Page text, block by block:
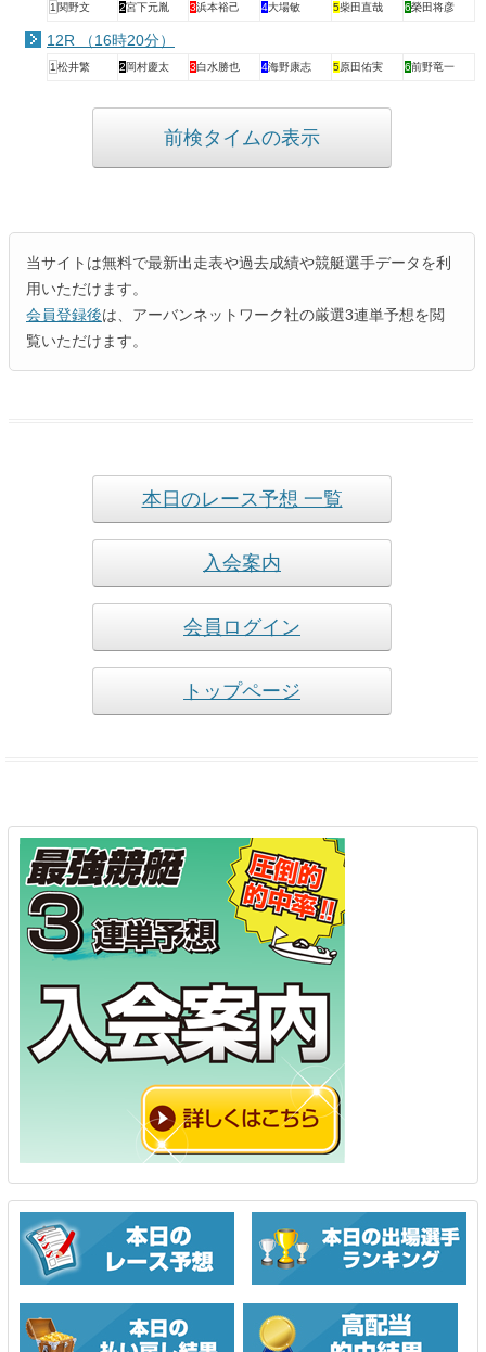
1 関野文 2宮下元胤 3浜本裕己 4大場敏 5柴田直哉 6榮田将彦
12R （16時20分）
1松井繁 2岡村慶太 3白水勝也 4海野康志 5原田佑実 6前野竜一
前検タイムの表示
当サイトは無料で最新出走表や過去成績や競艇選手データを利
用いただけます。
会員登録後は、アーバンネットワーク社の厳選3連単予想を閲
覧いただけます。
本日のレース予想 一覧
入会案内
会員ログイン
トップページ